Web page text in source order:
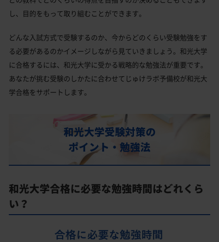
し、目的をもって取り組むことができます。
どんな入試方式で受験するのか、今からどのくらい受験勉強をす
る必要があるのかイメージしながら見ていきましょう。和光大学
に合格するには、和光大学に受かる戦略的な勉強法が重要です。
あなたが挑む受験のしかたに合わせてじゅけラボ予備校が和光大
学合格をサポートします。
和光大学受験対策の
ポイント・勉強法
和光大学合格に必要な勉強時間はどれくら
い？